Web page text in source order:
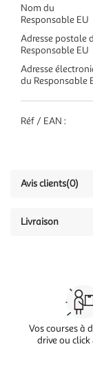
Nom du
Responsable EU
Adresse postale
Responsable EU
Adresse
du Responsable
Réf / EAN :
Avis clients(0)
Livraison
Vos courses à
drive ou